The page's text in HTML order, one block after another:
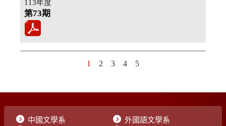
中國文學系
外國語文學系